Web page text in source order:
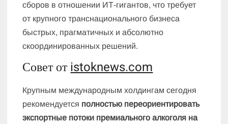
сборов в отношении ИТ-гигантов, что требует
от крупного транснационального бизнеса
быстрых, прагматичных и абсолютно
скоординированных решений.
Совет отistoknews.com
Крупным международным холдингам сегодня
рекомендуется полностью переориентировать
экспортные потоки премиального алкоголя на